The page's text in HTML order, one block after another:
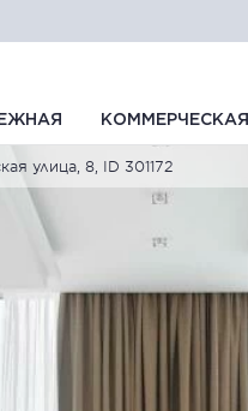
КОММЕРЧЕСКАЯ
улица, 8, ID 301172